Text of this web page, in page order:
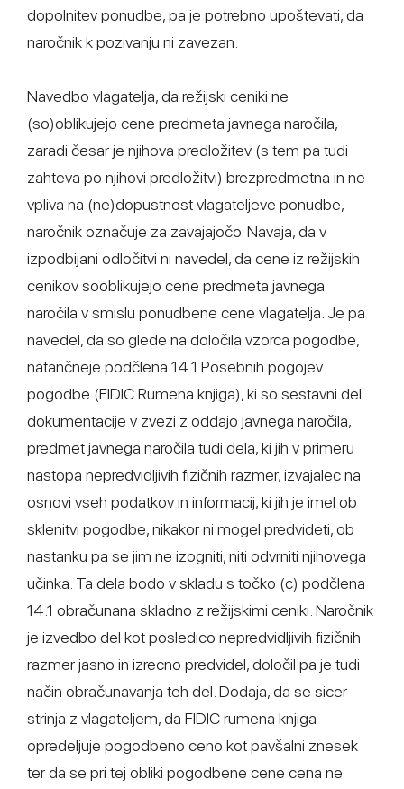
dopolnitev ponudbe, pa je potrebno upoštevati, da
naročnik k pozivanju ni zavezan.
Navedbo vlagatelja, da režijski ceniki ne
(so)oblikujejo cene predmeta javnega naročila,
zaradi česar je njihova predložitev (s tem pa tudi
zahteva po njihovi predložitvi) brezpredmetna in ne
vpliva na (ne)dopustnost vlagateljeve ponudbe,
naročnik označuje za zavajajočo. Navaja, da v
izpodbijani odločitvi ni navedel, da cene iz režijskih
cenikov sooblikujejo cene predmeta javnega
naročila v smislu ponudbene cene vlagatelja. Je pa
navedel, da so glede na določila vzorca pogodbe,
natančneje podčlena 14.1 Posebnih pogojev
pogodbe (FIDIC Rumena knjiga), ki so sestavni del
dokumentacije v zvezi z oddajo javnega naročila,
predmet javnega naročila tudi dela, ki jih v primeru
nastopa nepredvidljivih fizičnih razmer, izvajalec na
osnovi vseh podatkov in informacij, ki jih je imel ob
sklenitvi pogodbe, nikakor ni mogel predvideti, ob
nastanku pa se jim ne izogniti, niti odvrniti njihovega
učinka. Ta dela bodo v skladu s točko (c) podčlena
14.1 obračunana skladno z režijskimi ceniki. Naročnik
je izvedbo del kot posledico nepredvidljivih fizičnih
razmer jasno in izrecno predvidel, določil pa je tudi
način obračunavanja teh del. Dodaja, da se sicer
strinja z vlagateljem, da FIDIC rumena knjiga
opredeljuje pogodbeno ceno kot pavšalni znesek
ter da se pri tej obliki pogodbene cene cena ne